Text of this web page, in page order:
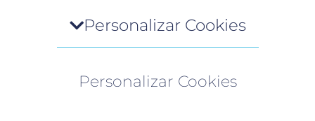
de preferencia de la privacidad
visita cualquier sitio web, el mismo podría obtener o
Esta información puede ser acerca de usted, sus
Personalizar Cookies
Personalizar Cookies